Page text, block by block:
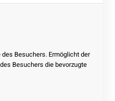
Besuchers. Ermöglicht der
Besuchers die bevorzugte